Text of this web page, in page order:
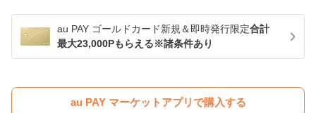
au PAY ゴールドカード新規＆即時発行限定合計
最大23,000Pもらえる※諸条件あり
au PAY マーケットアプリで購入する